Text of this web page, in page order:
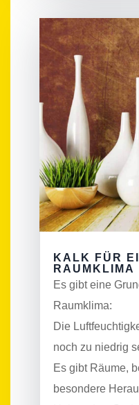
KALK FÜR
RAUMKLIMA
Es gibt eine
Raumklima:
Die
noch zu niedrig
Es gibt Räume,
besondere